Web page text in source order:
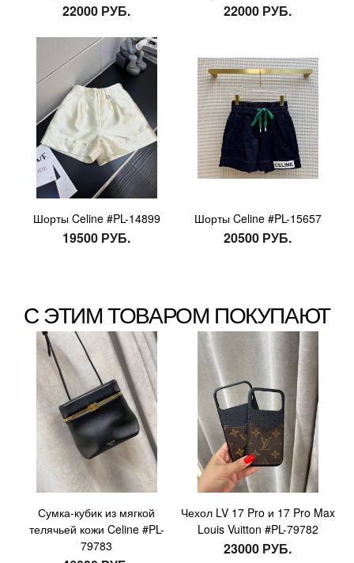
22000 РУБ. 22000 РУБ.
Шорты Celine #PL-14899
19500 РУБ.
Шорты Celine #PL-15657
20500 РУБ.
С ЭТИМ ТОВАРОМ ПОКУПАЮТ
Сумка-кубик из мягкой
телячьей кожи Celine #PL-
79783
Чехол LV 17 Pro и 17 Pro Max
Louis Vuitton #PL-79782
23000 РУБ.